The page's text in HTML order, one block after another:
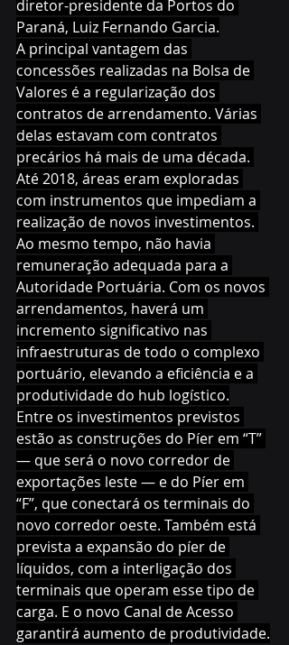
diretor-presidente da Portos do
Paraná, Luiz Fernando Garcia.
A principal vantagem das
concessões realizadas na Bolsa de
Valores é a regularização dos
contratos de arrendamento. Várias
delas estavam com contratos
precários há mais de uma década.
Até 2018, áreas eram exploradas
com instrumentos que impediam a
realização de novos investimentos.
Ao mesmo tempo, não havia
remuneração adequada para a
Autoridade Portuária. Com os novos
arrendamentos, haverá um
incremento significativo nas
infraestruturas de todo o complexo
portuário, elevando a eficiência e a
produtividade do hub logístico.
Entre os investimentos previstos
estão as construções do Píer em “T”
— que será o novo corredor de
exportações leste — e do Píer em
“F”, que conectará os terminais do
novo corredor oeste. Também está
prevista a expansão do píer de
líquidos, com a interligação dos
terminais que operam esse tipo de
carga. E o novo Canal de Acesso
garantirá aumento de produtividade.